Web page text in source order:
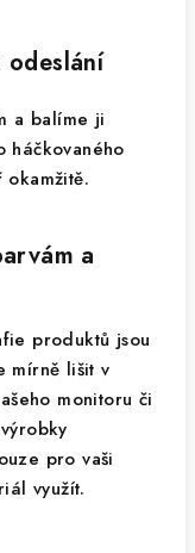
odeslání
a balíme ji
háčkovaného
a
produktů jsou
mírně lišit v
monitoru či
pro vaši
využít.